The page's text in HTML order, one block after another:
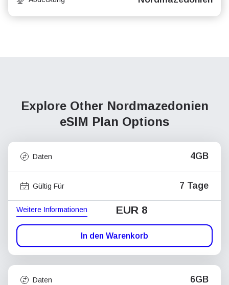
Explore Other Nordmazedonien
eSIM Plan Options
Daten 4GB
Gültig Für 7 Tage
Weitere Informationen EUR 8
In den Warenkorb
Daten 6GB